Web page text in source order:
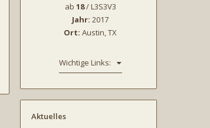
ab 18/ L3S3V3
Jahr: 2017
Ort: Austin, TX
Wichtige Links:
Aktuelles